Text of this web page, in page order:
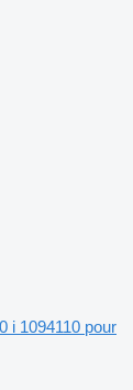
i 1094110 pour